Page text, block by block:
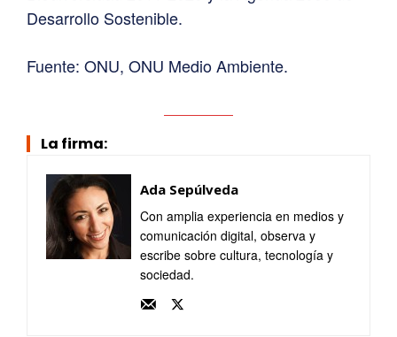
Desarrollo Sostenible.
Fuente: ONU, ONU Medio Ambiente.
La firma:
Ada Sepúlveda
Con amplia experiencia en medios y
comunicación digital, observa y
escribe sobre cultura, tecnología y
sociedad.